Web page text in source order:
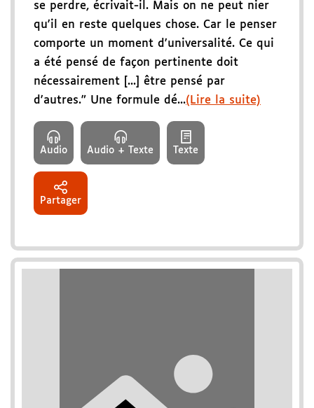
se perdre, écrivait-il. Mais on ne peut nier
qu'il en reste quelques chose. Car le penser
comporte un moment d'universalité. Ce qui
a été pensé de façon pertinente doit
nécessairement [...] être pensé par
d'autres." Une formule dé...(Lire la suite)
Audio Audio + Texte Texte
Partager